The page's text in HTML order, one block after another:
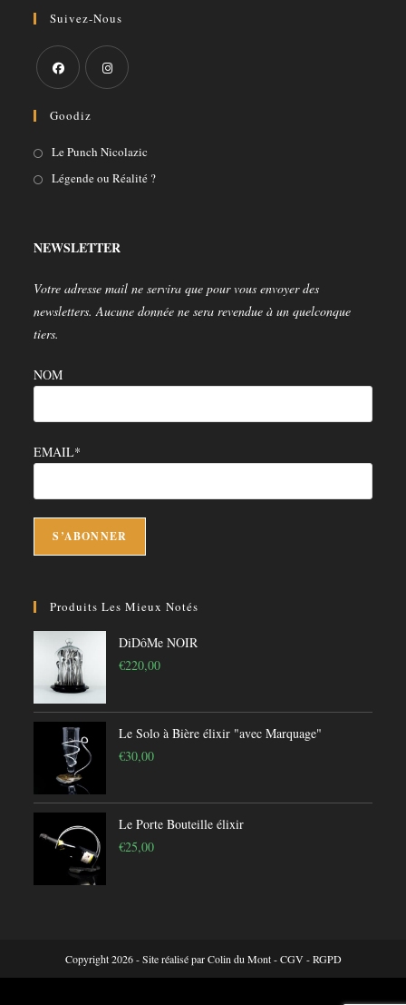
Suivez-Nous
dans
un
onglet
dans
un
Goodiz
Le Punch Nicolazic
dans
Légende ou Réalité ?S’ouvre
NEWSLETTER
Votre adresse mail ne servira que pour vous envoyer des
newsletters. Aucune donnée ne sera revendue à un quelconque
tiers.
NOM
EMAIL*
Produits Les Mieux Notés
DiDôMe NOIR
€220,00
Le Solo à Bière élixir "avec Marquage"
€30,00
Le Porte Bouteille élixir
€25,00
Copyright 2026 - Site réalisé parColin du Mont-CGV-RGPD